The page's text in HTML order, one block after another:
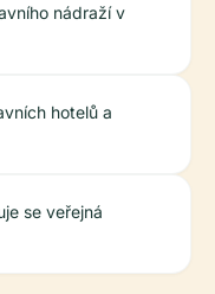
nádraží v
hotelů a
se veřejná